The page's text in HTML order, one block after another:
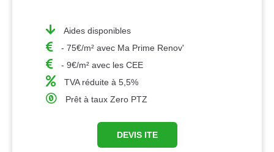
Aides disponibles
- 75€/m² avec Ma Prime Renov'
- 9€/m² avec les CEE
TVA réduite à 5,5%
Prêt à taux Zero PTZ
DEVIS ITE